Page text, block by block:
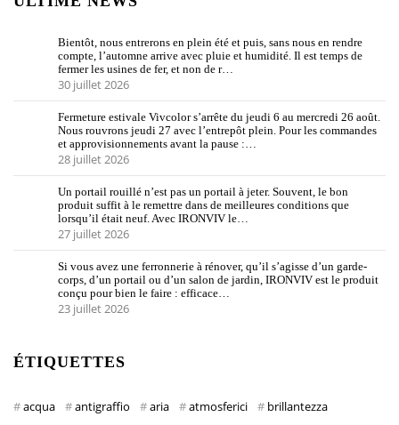
Bientôt, nous entrerons en plein été et puis, sans nous en rendre
compte, l’automne arrive avec pluie et humidité. Il est temps de
fermer les usines de fer, et non de r…
30 juillet 2026
Fermeture estivale Vivcolor s’arrête du jeudi 6 au mercredi 26 août.
Nous rouvrons jeudi 27 avec l’entrepôt plein. Pour les commandes
et approvisionnements avant la pause :…
28 juillet 2026
Un portail rouillé n’est pas un portail à jeter. Souvent, le bon
produit suffit à le remettre dans de meilleures conditions que
lorsqu’il était neuf. Avec IRONVIV le…
27 juillet 2026
Si vous avez une ferronnerie à rénover, qu’il s’agisse d’un garde-
corps, d’un portail ou d’un salon de jardin, IRONVIV est le produit
conçu pour bien le faire : efficace…
23 juillet 2026
ÉTIQUETTES
acqua antigraffio aria atmosferici
brillantezza